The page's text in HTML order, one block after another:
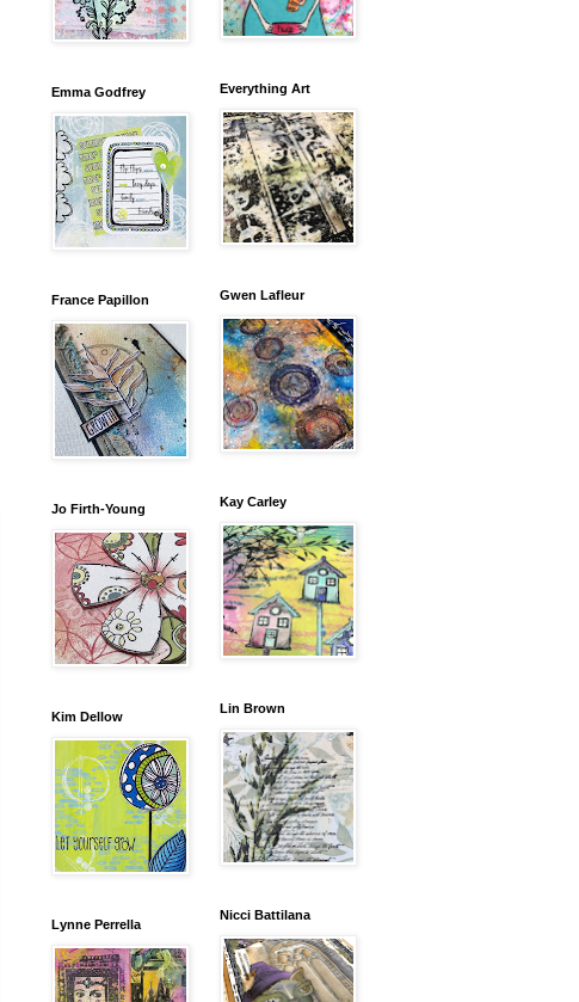
Emma Godfrey
France Papillon
Jo Firth-Young
Kim Dellow
Lynne Perrella
Everything Art
Gwen Lafleur
Kay Carley
Lin Brown
Nicci Battilana